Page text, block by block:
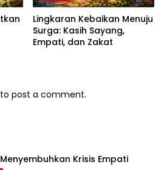
Lingkaran Kebaikan Menuju
Surga: Kasih Sayang,
Empati, dan Zakat
to post a comment.
Krisis Empati